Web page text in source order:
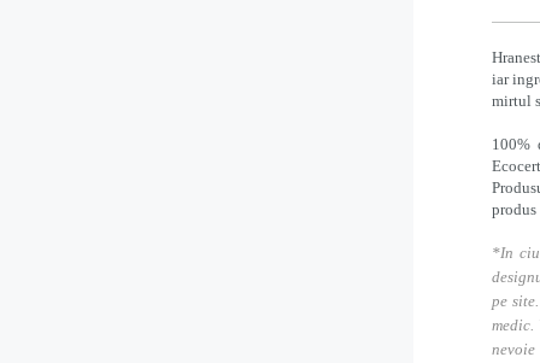
iar
mirtul
100%
produs
*In
pe